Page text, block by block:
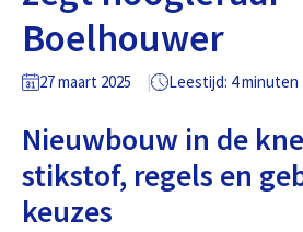
Boelhouwer
27 maart 2025 Leestijd: 4 minuten
Nieuwbouw in de
stikstof, regels en
keuzes